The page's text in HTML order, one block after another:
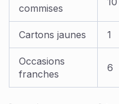
commises
Cartons jaunes 1
Occasions
franches
6